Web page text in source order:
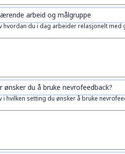
arbeid og målgruppe
hvordan du i dag arbeider relasjonelt
ønsker du å bruke nevrofeedback?
i hvilken setting du ønsker å bruke